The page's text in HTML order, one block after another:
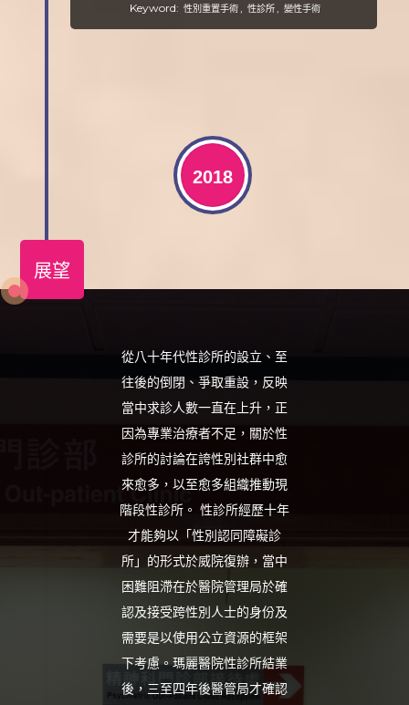
Keyword: 性別重置手術, 性診所, 變性手術
2018
展望
從八十年代性診所的設立、至
往後的倒閉、爭取重設，反映
當中求診人數一直在上升，正
因為專業治療者不足，關於性
診所的討論在誇性別社群中愈
來愈多，以至愈多組織推動現
階段性診所。 性診所經歷十年
才能夠以「性別認同障礙診
所」的形式於威院復辦，當中
困難阻滯在於醫院管理局於確
認及接受跨性別人士的身份及
需要是以使用公立資源的框架
下考慮。瑪麗醫院性診所結業
後，三至四年後醫管局才確認